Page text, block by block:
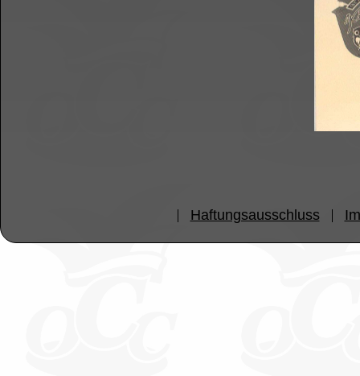
Haftungsausschluss